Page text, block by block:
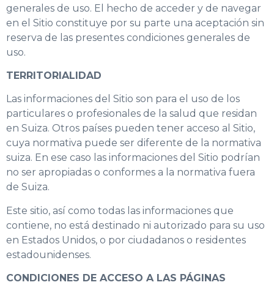
generales de uso. El hecho de acceder y de navegar
en el Sitio constituye por su parte una aceptación sin
reserva de las presentes condiciones generales de
uso.
TERRITORIALIDAD
Las informaciones del Sitio son para el uso de los
particulares o profesionales de la salud que residan
en Suiza. Otros países pueden tener acceso al Sitio,
cuya normativa puede ser diferente de la normativa
suiza. En ese caso las informaciones del Sitio podrían
no ser apropiadas o conformes a la normativa fuera
de Suiza.
Este sitio, así como todas las informaciones que
contiene, no está destinado ni autorizado para su uso
en Estados Unidos, o por ciudadanos o residentes
estadounidenses.
CONDICIONES DE ACCESO A LAS PÁGINAS